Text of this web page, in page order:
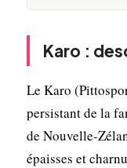
Karo :
Le Karo
persistant de la
de Nouvelle-
épaisses et